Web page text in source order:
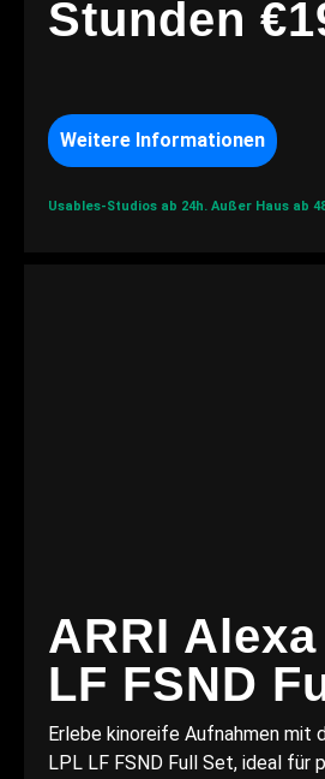
Stunden
Weitere Informationen
Usables-Studios ab 24h. Außer Haus ab
ARRI
LF FSND
Erlebe kinoreife Aufnahmen mit
LPL LF FSND Full Set, ideal für